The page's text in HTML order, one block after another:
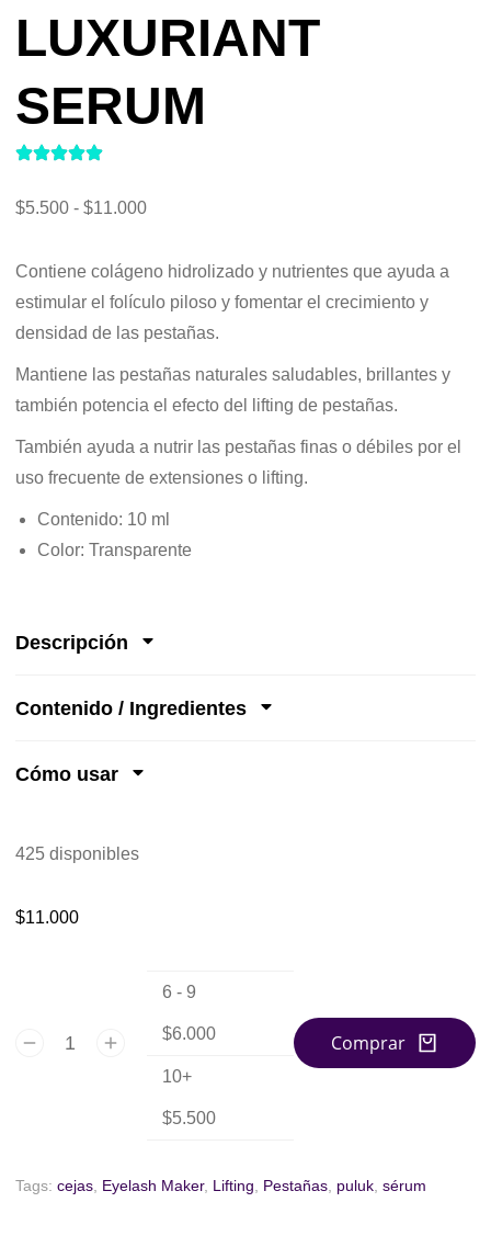
LUXURIANT
SERUM
$5.500 - $11.000
Contiene colágeno hidrolizado y nutrientes que ayuda a
estimular el folículo piloso y fomentar el crecimiento y
densidad de las pestañas.
Mantiene las pestañas naturales saludables, brillantes y
también potencia el efecto del lifting de pestañas.
También ayuda a nutrir las pestañas finas o débiles por el
uso frecuente de extensiones o lifting.
Contenido: 10 ml
Color: Transparente
Descripción
Contenido / Ingredientes
Cómo usar
425 disponibles
$11.000
6 - 9
$6.000
10+
$5.500
Comprar
Tags: cejas Eyelash Maker, Lifting Pestañas puluk sérum